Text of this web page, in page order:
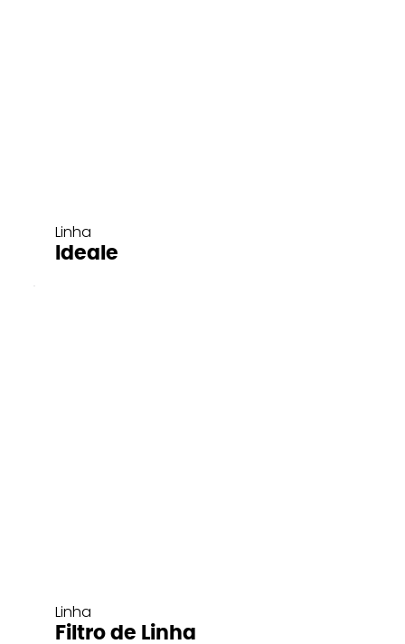
Linha
Ideale
Linha
Filtro de Linha